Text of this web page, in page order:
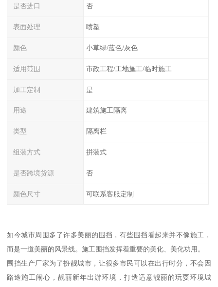
是否进口 否
表面处理 喷塑
颜色 小草绿/蓝色/灰色
适用范围 市政工程/工地施工/临时施工
加工定制 是
用途 建筑施工隔离
类型 隔离栏
组装方式 拼装式
是否跨境货源 否
颜色尺寸 可联系客服定制
如今城市周围多了许多美丽的围挡，有些围挡看起来并不像施工，
而是一道美丽的风景线。施工围挡发挥着重要的美化、美化功用。
围挡生产厂家为了扮靓城市，让很多市民可以在出行时分，不会因
路途施工闹心，靓丽新年出游环境，打造适意靓丽的玩耍环境城